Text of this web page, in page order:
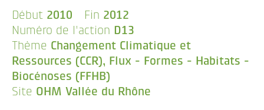
Début 2010 Fin 2012
Numéro de l'action D13
Thème Changement Climatique et
Ressources (CCR), Flux - Formes - Habitats -
Biocénoses (FFHB)
Site OHM Vallée du Rhône